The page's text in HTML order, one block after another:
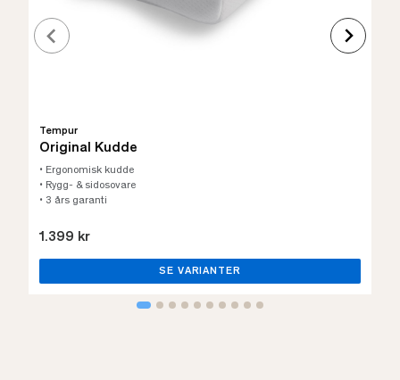
Tempur
Original Kudde
• Ergonomisk kudde
• Rygg- & sidosovare
• 3 års garanti
1.399 kr
SE VARIANTER